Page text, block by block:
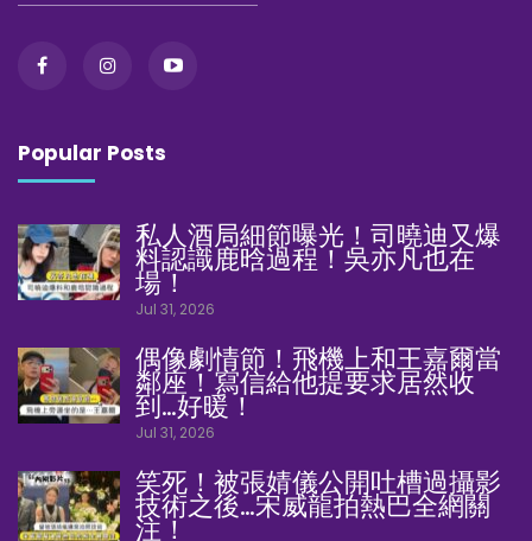
Popular Posts
私人酒局細節曝光！司曉迪又爆
料認識鹿晗過程！吳亦凡也在
場！
Jul 31, 2026
偶像劇情節！飛機上和王嘉爾當
鄰座！寫信給他提要求居然收
到…好暖！
Jul 31, 2026
笑死！被張婧儀公開吐槽過攝影
技術之後…宋威龍拍熱巴全網關
注！